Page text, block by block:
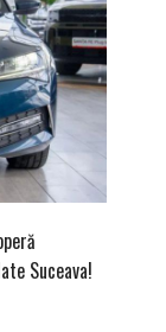
Suceava!